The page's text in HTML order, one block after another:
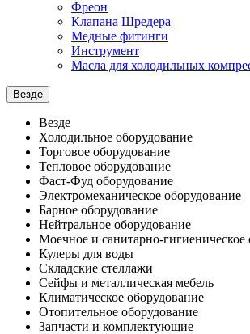
Фреон
Клапана Шредера
Медные фитинги
Инструмент
Масла для холодильных
Везде
Везде
Холодильное оборудование
Торговое оборудование
Тепловое оборудование
Фаст-Фуд оборудование
Электромеханическое оборудование
Барное оборудование
Нейтральное оборудование
Моечное и санитарно-гигиеническое
Кулеры для воды
Складские стеллажи
Сейфы и металлическая мебель
Климатическое оборудование
Отопительное оборудование
Запчасти и комплектующие